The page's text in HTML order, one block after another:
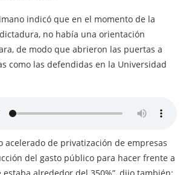
indicó que en el momento de la
no había una orientación
de modo que abrieron las puertas a
como las defendidas en la Universidad
acelerado de privatización de empresas
del gasto público para hacer frente a
alrededor del 350%”, dijo también: